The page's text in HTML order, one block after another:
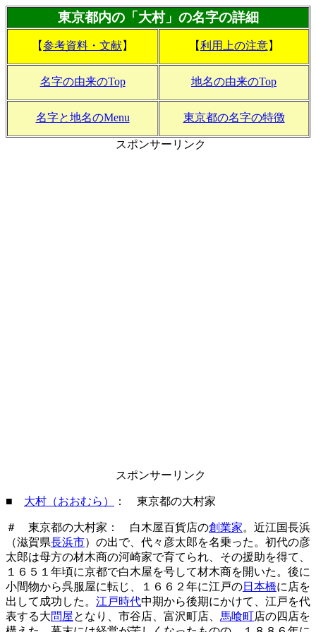
東京都内の「大村」の名字の詳細
【参考資料・文献】 【利用上の注意】
名字の由来のTop 地名の由来のTop
名字と地名のMenu 東京都の名字の特徴
スポンサーリンク
スポンサーリンク
■ 大村（おおむら） ： 東京都の大村家
＃ 東京都の大村家： 白木屋百貨店の創業家。近江国長浜
（滋賀県長浜市）の出で、代々彦太郎を名乗った。初代の彦
太郎は母方の材木商の河崎家で育てられ、その援助を得て、
１６５１年頃に京都で白木屋を号して材木商を開いた。後に
小間物から呉服屋に転じ、１６６２年に江戸の日本橋に店を
出して成功した。 江戸時代中期から後期にかけて、江戸を代
表する大問屋となり、市谷店、富沢町店、 馬喰町店の四店を